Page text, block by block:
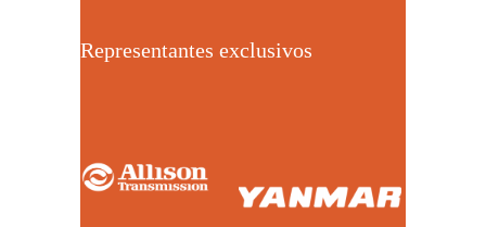
Representantes exclusivos